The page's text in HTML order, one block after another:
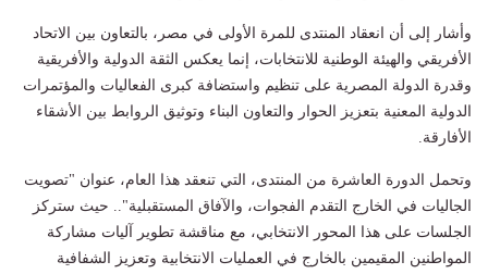
وأشار إلى أن انعقاد المنتدى للمرة الأولى في مصر، بالتعاون بين الاتحاد
الأفريقي والهيئة الوطنية للانتخابات، إنما يعكس الثقة الدولية والأفريقية
وقدرة الدولة المصرية على تنظيم واستضافة كبرى الفعاليات والمؤتمرات
الدولية المعنية بتعزيز الحوار والتعاون البناء وتوثيق الروابط بين الأشقاء
الأفارقة.
وتحمل الدورة العاشرة من المنتدى، التي تنعقد هذا العام، عنوان "تصويت
الجاليات في الخارج التقدم الفجوات، والآفاق المستقبلية".. حيث ستركز
الجلسات على هذا المحور الانتخابي، مع مناقشة تطوير آليات مشاركة
المواطنين المقيمين بالخارج في العمليات الانتخابية وتعزيز الشفافية